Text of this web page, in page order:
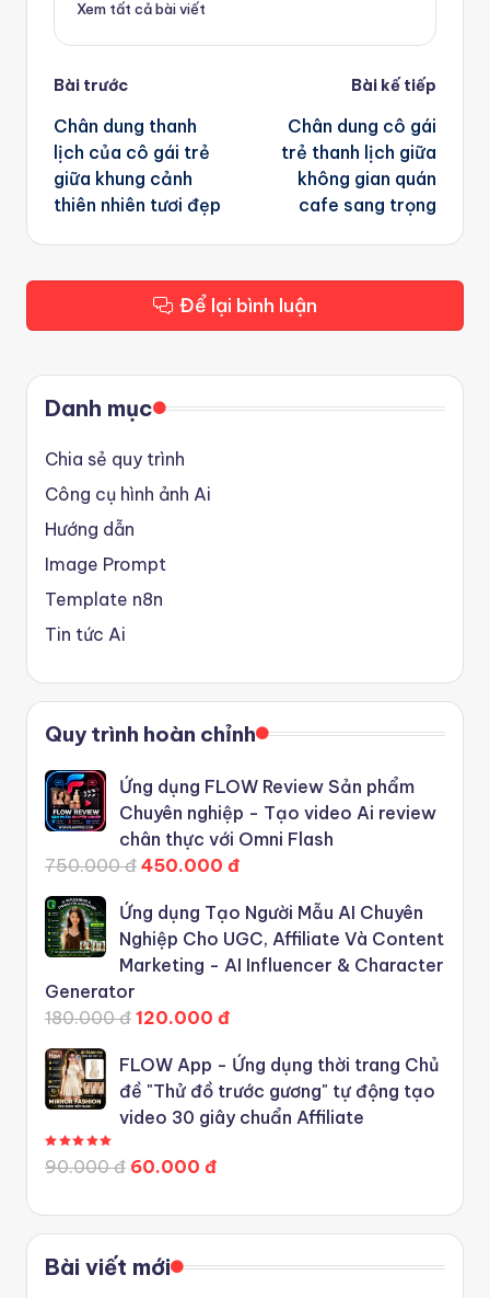
Xem tất cả bài viết
Post
navigation
Bài trước
Chân dung thanh
lịch của cô gái trẻ
giữa khung cảnh
thiên nhiên tươi đẹp
Bài kế tiếp
Chân dung cô gái
trẻ thanh lịch giữa
không gian quán
cafe sang trọng
Để lại bình luận
Danh mục
Chia sẻ quy trình
Công cụ hình ảnh Ai
Hướng dẫn
Image Prompt
Template n8n
Tin tức Ai
Quy trình hoàn chỉnh
Ứng dụng FLOW Review Sản phẩm
Chuyên nghiệp - Tạo video Ai review
chân thực với Omni Flash
750.000 đ 450.000 đ
Ứng dụng Tạo Người Mẫu AI Chuyên
Nghiệp Cho UGC, Affiliate Và Content
Marketing - AI Influencer & Character
Generator
180.000 đ 120.000 đ
FLOW App - Ứng dụng thời trang Chủ
đề "Thử đồ trước gương" tự động tạo
video 30 giây chuẩn Affiliate
90.000 đ 60.000 đ
Bài viết mới